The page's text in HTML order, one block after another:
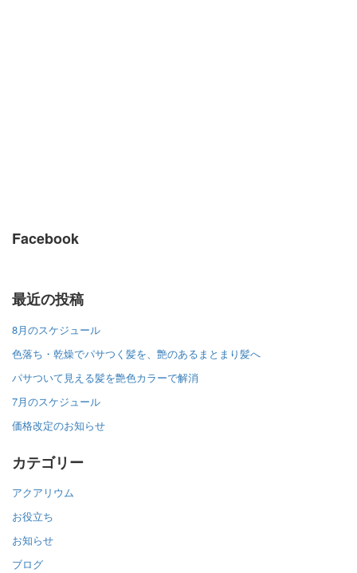
Facebook
最近の投稿
8月のスケジュール
色落ち・乾燥でパサつく髪を、艶のあるまとまり髪へ
パサついて見える髪を艶色カラーで解消
7月のスケジュール
価格改定のお知らせ
カテゴリー
アクアリウム
お役立ち
お知らせ
ブログ